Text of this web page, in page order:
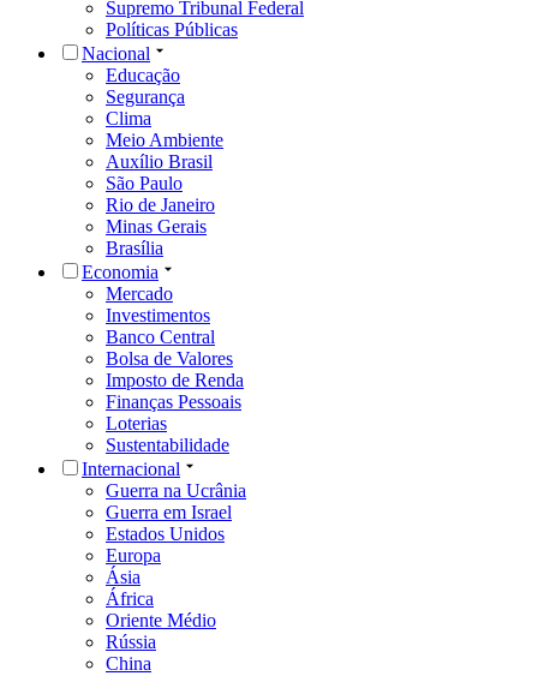
Supremo Tribunal Federal
Políticas Públicas
Nacional
Educação
Segurança
Clima
Meio Ambiente
Auxílio Brasil
São Paulo
Rio de Janeiro
Minas Gerais
Brasília
Economia
Mercado
Investimentos
Banco Central
Bolsa de Valores
Imposto de Renda
Finanças Pessoais
Loterias
Sustentabilidade
Internacional
Guerra na Ucrânia
Guerra em Israel
Estados Unidos
Europa
Ásia
África
Oriente Médio
Rússia
China